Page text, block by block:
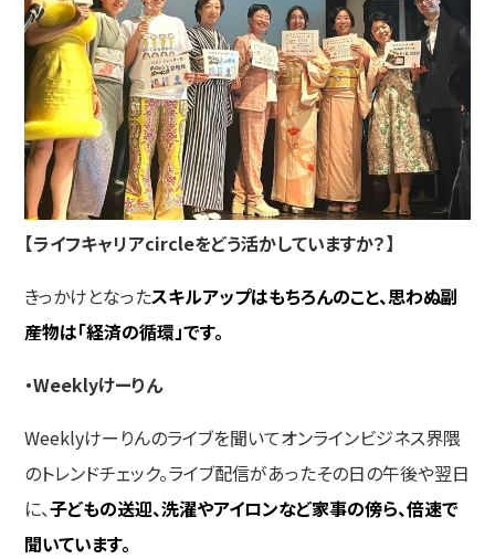
【ライフキャリアcircleをどう活かしていますか？】
きっかけとなったスキルアップはもちろんのこと、思わぬ副
産物は「経済の循環」です。
・Weeklyけーりん
Weeklyけーりんのライブを聞いてオンラインビジネス界隈
のトレンドチェック。ライブ配信があったその日の午後や翌日
に、子どもの送迎、洗濯やアイロンなど家事の傍ら、倍速で
聞いています。